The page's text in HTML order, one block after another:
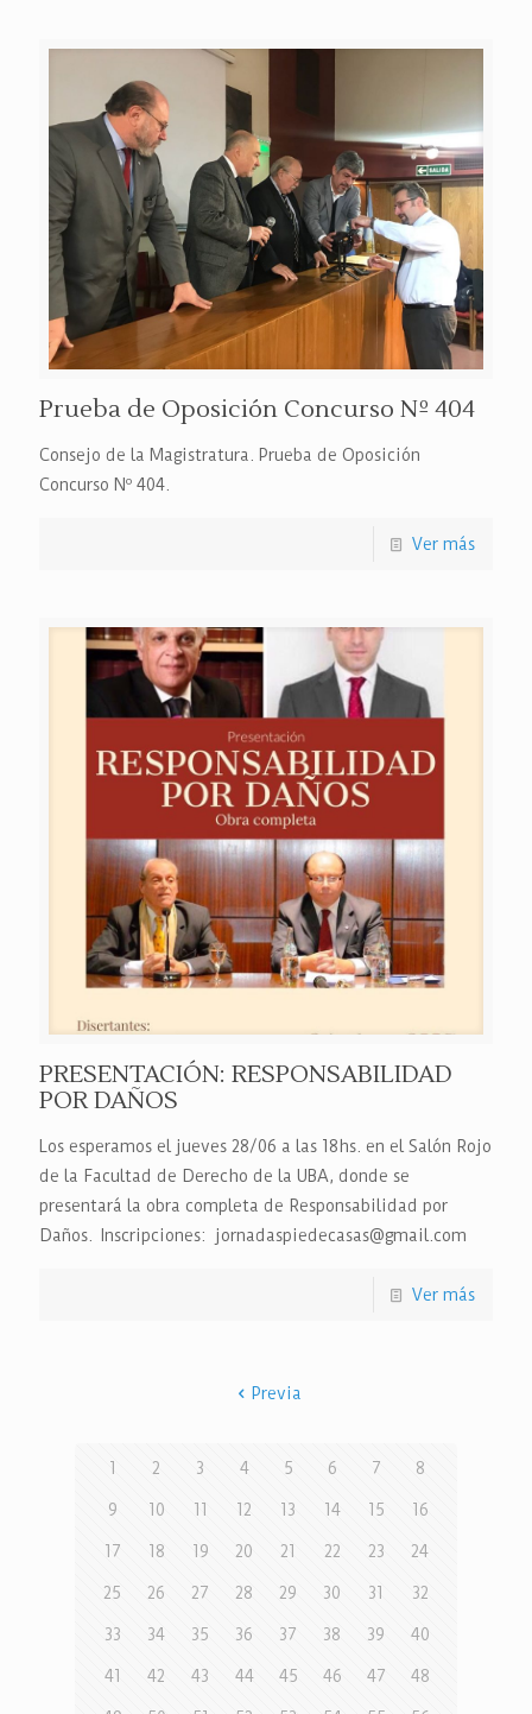
Prueba de Oposición Concurso Nº 404
Consejo de la Magistratura. Prueba de Oposición
Concurso Nº 404.
Ver más
PRESENTACIÓN: RESPONSABILIDAD
POR DAÑOS
Los esperamos el jueves 28/06 a las 18hs. en el Salón Rojo
de la Facultad de Derecho de la UBA, donde se
presentará la obra completa de Responsabilidad por
Daños. Inscripciones: jornadaspiedecasas@gmail.com
Ver más
Previa
1 2 3 4 5 6 7 8
9 10 11 12 13 14 15 16
17 18 19 20 21 22 23 24
25 26 27 28 29 30 31 32
33 34 35 36 37 38 39 40
41 42 43 44 45 46 47 48